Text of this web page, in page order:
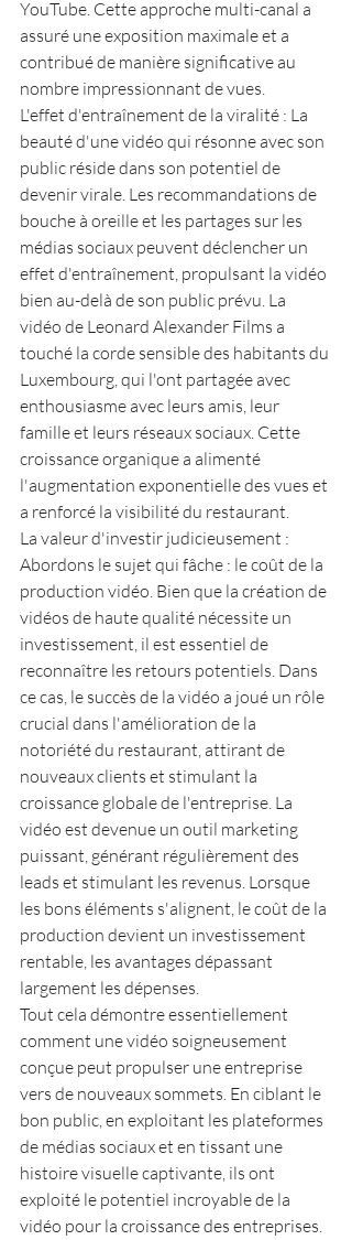
YouTube. Cette approche multi-canal a
assuré une exposition maximale et a
contribué de manière significative au
nombre impressionnant de vues.
L'effet d'entraînement de la viralité : La
beauté d'une vidéo qui résonne avec son
public réside dans son potentiel de
devenir virale. Les recommandations de
bouche à oreille et les partages sur les
médias sociaux peuvent déclencher un
effet d'entraînement, propulsant la vidéo
bien au-delà de son public prévu. La
vidéo de Leonard Alexander Films a
touché la corde sensible des habitants du
Luxembourg, qui l'ont partagée avec
enthousiasme avec leurs amis, leur
famille et leurs réseaux sociaux. Cette
croissance organique a alimenté
l'augmentation exponentielle des vues et
a renforcé la visibilité du restaurant.
La valeur d'investir judicieusement :
Abordons le sujet qui fâche : le coût de la
production vidéo. Bien que la création de
vidéos de haute qualité nécessite un
investissement, il est essentiel de
reconnaître les retours potentiels. Dans
ce cas, le succès de la vidéo a joué un rôle
crucial dans l'amélioration de la
notoriété du restaurant, attirant de
nouveaux clients et stimulant la
croissance globale de l'entreprise. La
vidéo est devenue un outil marketing
puissant, générant régulièrement des
leads et stimulant les revenus. Lorsque
les bons éléments s'alignent, le coût de la
production devient un investissement
rentable, les avantages dépassant
largement les dépenses.
Tout cela démontre essentiellement
comment une vidéo soigneusement
conçue peut propulser une entreprise
vers de nouveaux sommets. En ciblant le
bon public, en exploitant les plateformes
de médias sociaux et en tissant une
histoire visuelle captivante, ils ont
exploité le potentiel incroyable de la
vidéo pour la croissance des entreprises.